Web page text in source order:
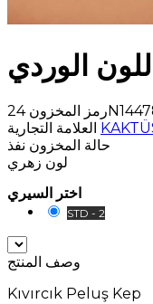
الوردي
رمز المخزون
العلامة التجارية
حالة المخزون نفذ
لون زهري
اختر السيري
STD - 2
وصف المنتج
Kıvırcık Peluş Kep